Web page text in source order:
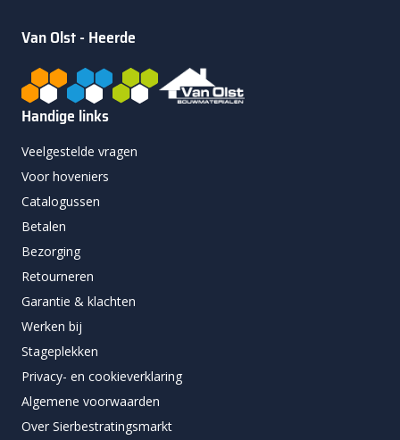
Van Olst - Heerde
Handige links
Veelgestelde vragen
Voor hoveniers
Catalogussen
Betalen
Bezorging
Retourneren
Garantie & klachten
Werken bij
Stageplekken
Privacy- en cookieverklaring
Algemene voorwaarden
Over Sierbestratingsmarkt